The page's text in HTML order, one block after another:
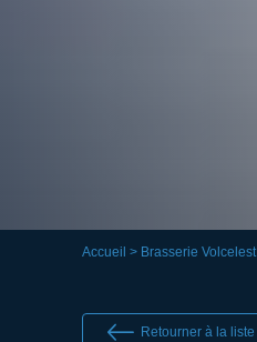
Accueil > Brasserie Volcelest
Retourner à la liste